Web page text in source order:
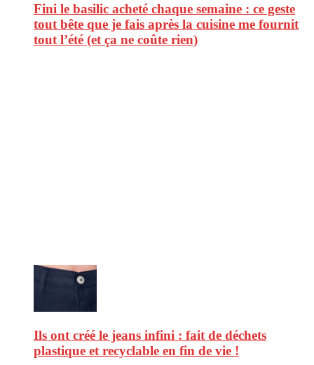
Fini le basilic acheté chaque semaine : ce geste
tout bête que je fais après la cuisine me fournit
tout l’été (et ça ne coûte rien)
Ils ont créé le jeans infini : fait de déchets
plastique et recyclable en fin de vie !